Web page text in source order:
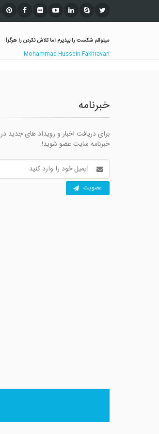
میتوانم شکست را بپذیرم اما تلاش نکردن را هرگز!
Mohammad Hussein Fakhravari
خبرنامه
برای دریافت اخبار و رویداد های جدید در
خبرنامه سایت عضو شوید!
آدرس
ایمیل
عضویت